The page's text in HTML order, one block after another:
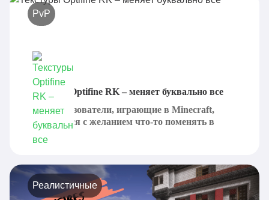
PvP
Текстуры Optifine RK – меняет буквально все
Часто пользователи, играющие в Minecraft,
встречаются с желанием что-то поменять в
рамках...
Реалистичные